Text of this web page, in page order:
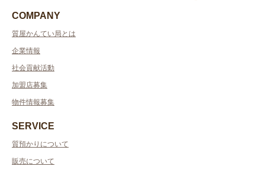
COMPANY
質屋かんてい局とは
企業情報
社会貢献活動
加盟店募集
物件情報募集
SERVICE
質預かりについて
販売について